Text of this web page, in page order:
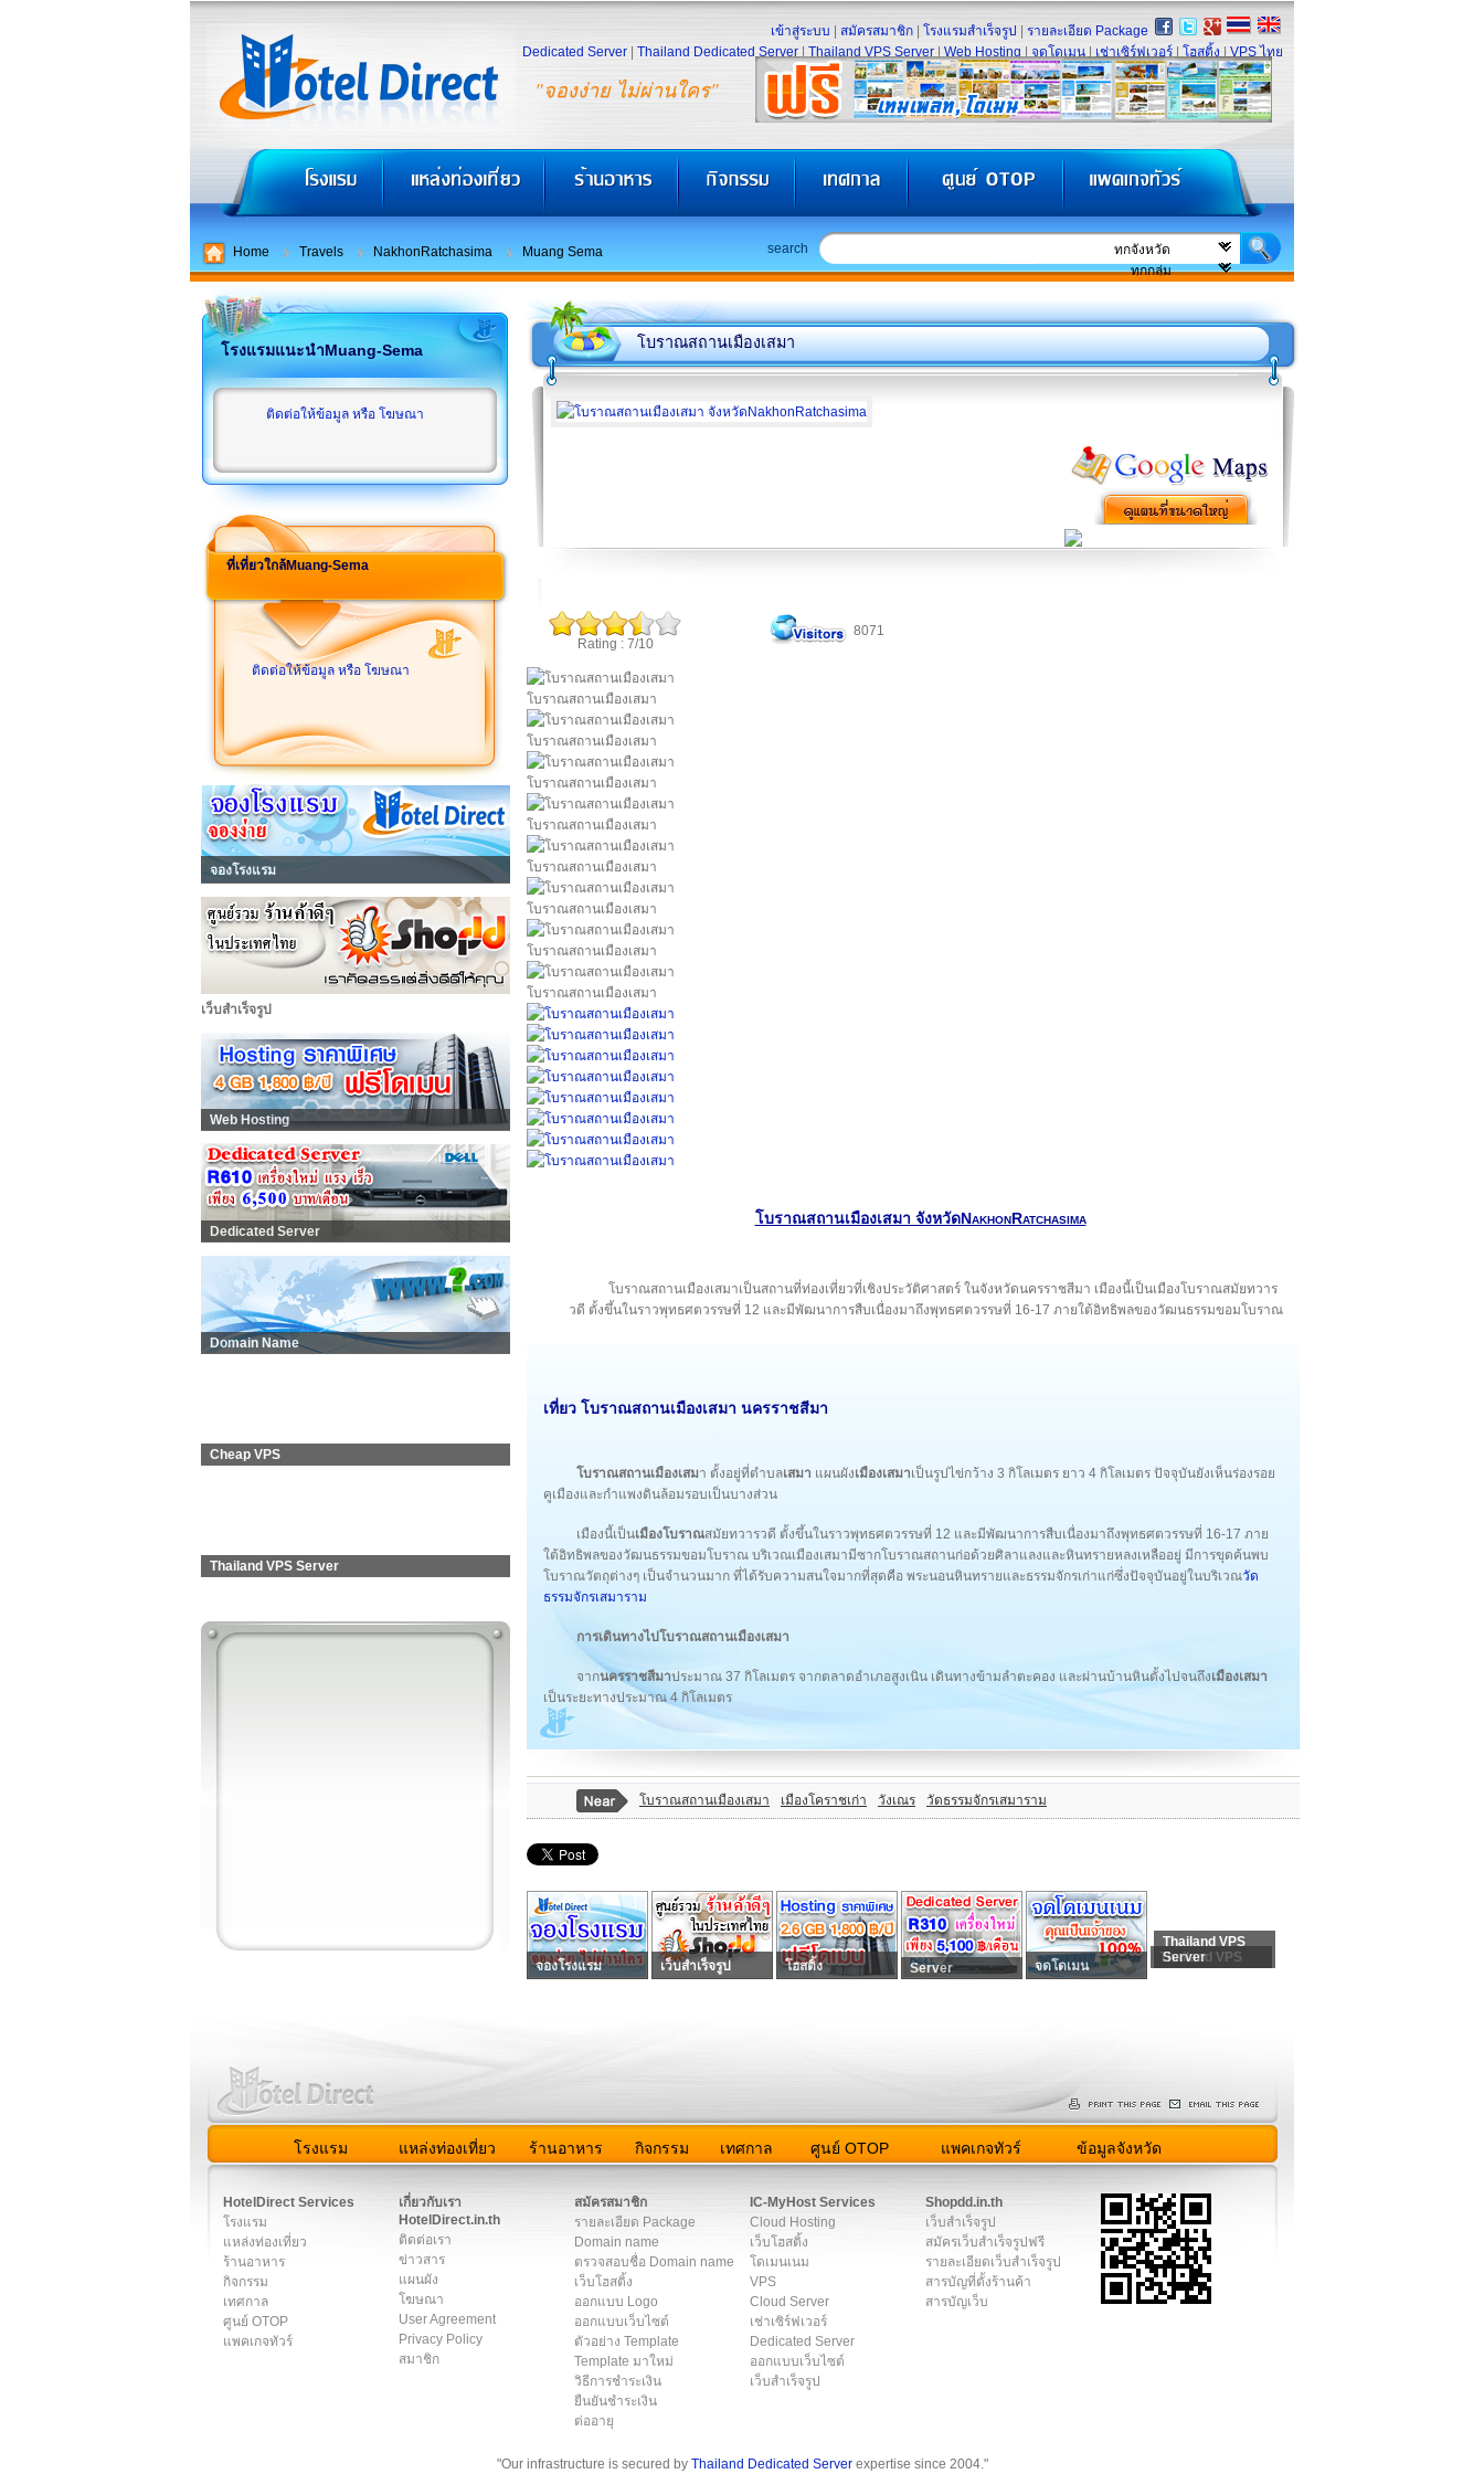
"จองง่าย ไม่ผ่านใคร"
เข้าสู่ระบบ สมัครสมาชิก โรงแรมสำเร็จรูป
รายละเอียด Package
Dedicated Server
Thailand Dedicated Server Thailand VPS Server Web Hosting จดโดเมน เช่าเซิร์ฟเวอร์ โฮสติ้ง VPS ไทย
Home Travels NakhonRatchasima Muang Sema search
โรงแรมแนะนำMuang-Sema
ติดต่อให้ข้อมูล หรือ โฆษณา
ที่เที่ยวใกล้Muang-Sema
ติดต่อให้ข้อมูล หรือ โฆษณา
จองโรงแรม
เว็บสำเร็จรูป
Web Hosting
Dedicated Server
Domain Name
Cheap VPS
Thailand VPS Server
โบราณสถานเมืองเสมา
Rating : 7/10
8071
โบราณสถานเมืองเสมา
โบราณสถานเมืองเสมา
โบราณสถานเมืองเสมา
โบราณสถานเมืองเสมา
โบราณสถานเมืองเสมา
โบราณสถานเมืองเสมา
โบราณสถานเมืองเสมา
โบราณสถานเมืองเสมา
โบราณสถานเมืองเสมา จังหวัดNakhonRatchasima
โบราณสถานเมืองเสมาเป็นสถานที่ท่องเที่ยวที่เชิงประวัติศาสตร์ ในจังหวัดนครราชสีมา เมืองนี้เป็นเมืองโบราณสมัยทวาร
วดี ตั้งขึ้นในราวพุทธศตวรรษที่ 12 และมีพัฒนาการสืบเนื่องมาถึงพุทธศตวรรษที่ 16-17 ภายใต้อิทธิพลของวัฒนธรรมขอมโบราณ
เที่ยว โบราณสถานเมืองเสมา นครราชสีมา
โบราณสถานเมืองเสมา ตั้งอยู่ที่ตำบลเสมา แผนผังเมืองเสมาเป็นรูปไข่กว้าง 3 กิโลเมตร ยาว 4 กิโลเมตร ปัจจุบันยังเห็นร่องรอย
คูเมืองและกำแพงดินล้อมรอบเป็นบางส่วน
เมืองนี้เป็นเมืองโบราณสมัยทวารวดี ตั้งขึ้นในราวพุทธศตวรรษที่ 12 และมีพัฒนาการสืบเนื่องมาถึงพุทธศตวรรษที่ 16-17 ภาย
ใต้อิทธิพลของวัฒนธรรมขอมโบราณ บริเวณเมืองเสมามีซากโบราณสถานก่อด้วยศิลาแลงและหินทรายหลงเหลืออยู่ มีการขุดค้นพบ
โบราณวัตถุต่างๆ เป็นจำนวนมาก ที่ได้รับความสนใจมากที่สุดคือ พระนอนหินทรายและธรรมจักรเก่าแก่ซึ่งปัจจุบันอยู่ในบริเวณวัด
ธรรมจักรเสมาราม
การเดินทางไปโบราณสถานเมืองเสมา
จากนครราชสีมาประมาณ 37 กิโลเมตร จากตลาดอำเภอสูงเนิน เดินทางข้ามลำตะคอง และผ่านบ้านหินตั้งไปจนถึงเมืองเสมา
เป็นระยะทางประมาณ 4 กิโลเมตร
โบราณสถานเมืองเสมา เมืองโคราชเก่า วังเณร วัดธรรมจักรเสมาราม
จองโรงแรม เว็บสำเร็จรูป โฮสติ้ง Server จดโดเมน
Thailand VPS
Thailand VPS
Server
โรงแรม แหล่งท่องเที่ยว ร้านอาหาร กิจกรรม เทศกาล ศูนย์ OTOP แพคเกจทัวร์ ข้อมูลจังหวัด
HotelDirect Services
โรงแรม
แหล่งท่องเที่ยว
ร้านอาหาร
กิจกรรม
เทศกาล
ศูนย์ OTOP
แพคเกจทัวร์
เกี่ยวกับเรา
HotelDirect.in.th
ติดต่อเรา
ข่าวสาร
แผนผัง
โฆษณา
User Agreement
Privacy Policy
สมาชิก
สมัครสมาชิก
รายละเอียด Package
Domain name
ตรวจสอบชื่อ Domain name
เว็บโฮสติ้ง
ออกแบบ Logo
ออกแบบเว็บไซต์
ตัวอย่าง Template
Template มาใหม่
วิธีการชำระเงิน
ยืนยันชำระเงิน
ต่ออายุ
IC-MyHost Services
Cloud Hosting
เว็บโฮสติ้ง
โดเมนเนม
VPS
Cloud Server
เช่าเซิร์ฟเวอร์
Dedicated Server
ออกแบบเว็บไซต์
เว็บสำเร็จรูป
Shopdd.in.th
เว็บสำเร็จรูป
สมัครเว็บสำเร็จรูปฟรี
รายละเอียดเว็บสำเร็จรูป
สารบัญที่ตั้งร้านค้า
สารบัญเว็บ
"Our infrastructure is secured by Thailand Dedicated Serverexpertise since 2004."